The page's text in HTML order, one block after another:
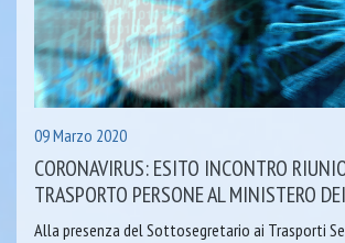
09 Marzo 2020
CORONAVIRUS: ESITO INCONTRO
TRASPORTO PERSONE AL MINISTERO
Alla presenza del Sottosegretario ai Trasporti